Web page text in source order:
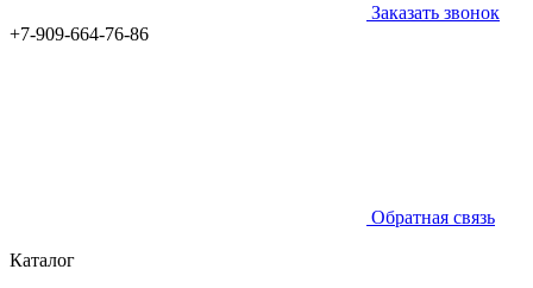
Заказать звонок
+7-909-664-76-86
Обратная связь
Каталог